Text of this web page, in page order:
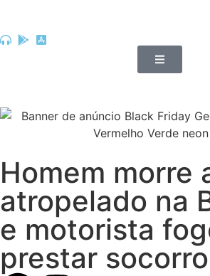
Homem morre
atropelado na
e motorista
prestar socorro